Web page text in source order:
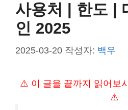
사용처 | 한도 |
인 2025
2025-03-20 작성자: 백우
⚠️ 이 글을 끝까지 읽어보
⚠️